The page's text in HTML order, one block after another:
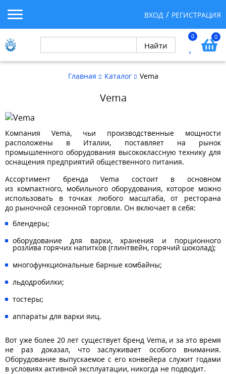
ВХОД РЕГИСТРАЦИЯ
0 0
Главная Каталог Vema
Vema
Компания Vema, чьи производственные мощности
расположены в Италии, поставляет на рынок
промышленного оборудования высококлассную технику для
оснащения предприятий общественного питания.
Ассортимент бренда Vema состоит в основном
из компактного, мобильного оборудования, которое можно
использовать в точках любого масштаба, от ресторана
до рыночной сезонной торговли. Он включает в себя:
блендеры;
оборудование для варки, хранения и порционного
розлива горячих напитков (глинтвейн, горячий шоколад);
многофункциональные барные комбайны;
льдодробилки;
тостеры;
аппараты для варки яиц.
Вот уже более 20 лет существует бренд Vema, и за это время
не раз доказал, что заслуживает особого внимания.
Оборудование выпускаемое с его конвейера служит годами
в условиях активной эксплуатации, никогда не подводит.